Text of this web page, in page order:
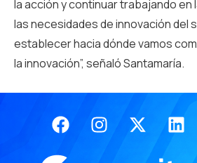
la acción y continuar trabajando en
las necesidades de innovación del
establecer hacia dónde vamos
la innovación”, señaló Santamaría.
FacebookInstagram
X-
twitter